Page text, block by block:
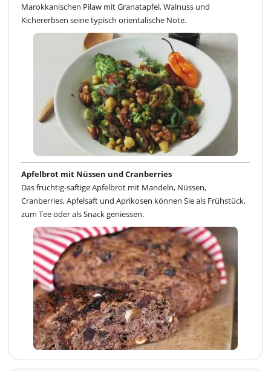
Marokkanischen Pilaw mit Granatapfel, Walnuss und
Kichererbsen seine typisch orientalische Note.
Apfelbrot mit Nüssen und Cranberries
Das fruchtig-saftige Apfelbrot mit Mandeln, Nüssen,
Cranberries, Apfelsaft und Aprikosen können Sie als Frühstück,
zum Tee oder als Snack geniessen.